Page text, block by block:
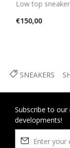
SNEAKERS
Low top
€150,00
Subscribe to
developments!